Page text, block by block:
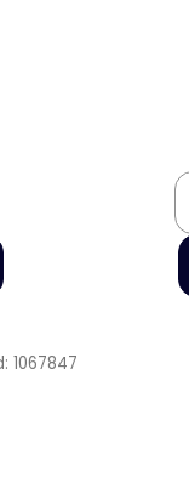
1067847